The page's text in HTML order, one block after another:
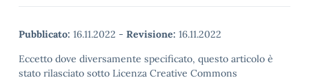
Pubblicato: 16.11.2022 - Revisione: 16.11.2022
Eccetto dove diversamente specificato, questo articolo è
stato rilasciato sotto Licenza Creative Commons